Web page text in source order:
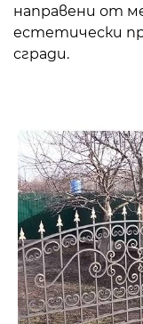
направени от
естетически
сгради.